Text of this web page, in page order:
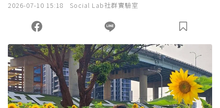
2026-07-10 15:18 Social Lab社群實驗室